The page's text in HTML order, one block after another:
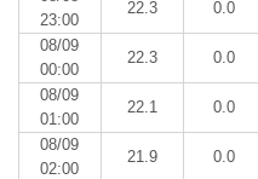
23:00
22.3 0.0
08/09
00:00
22.3 0.0
08/09
01:00
22.1 0.0
08/09
02:00
21.9 0.0